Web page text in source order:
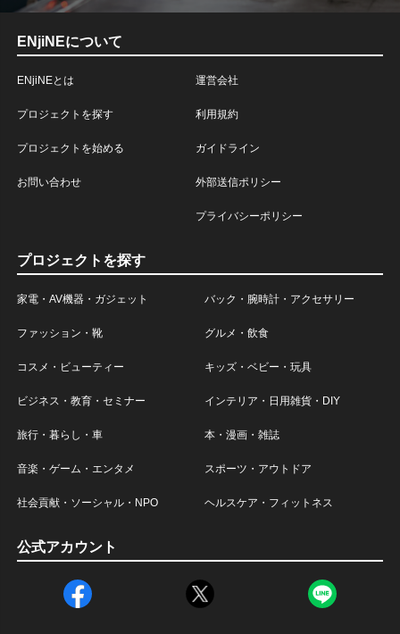
ENjiNEについて
ENjiNEとは
プロジェクトを探す
プロジェクトを始める
お問い合わせ
運営会社
利用規約
ガイドライン
外部送信ポリシー
プライバシーポリシー
プロジェクトを探す
家電・AV機器・ガジェット バック・腕時計・アクセサリー
ファッション・靴 グルメ・飲食
コスメ・ビューティー キッズ・ベビー・玩具
ビジネス・教育・セミナー インテリア・日用雑貨・DIY
旅行・暮らし・車 本・漫画・雑誌
音楽・ゲーム・エンタメ スポーツ・アウトドア
社会貢献・ソーシャル・NPO ヘルスケア・フィットネス
公式アカウント